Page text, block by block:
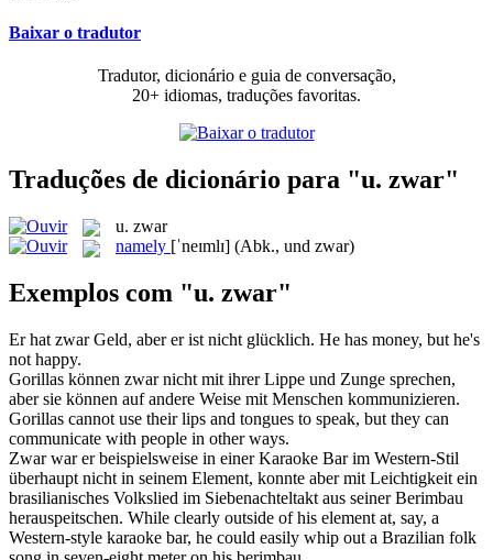
Baixar o tradutor
Tradutor, dicionário e guia de conversação,
20+ idiomas, traduções favoritas.
Traduções de dicionário para "u. zwar"
u. zwar
namely [ˈneɪmlɪ] (Abk., und zwar)
Exemplos com "u. zwar"
Er hat zwarGeld, aber er ist nicht glücklich. He has money, but he's
not happy.
Gorillas können zwarnicht mit ihrer Lippe und Zunge sprechen,
aber sie können auf andere Weise mit Menschen kommunizieren.
Gorillas cannot use their lips and tongues to speak, but they can
communicate with people in other ways.
Zwarwar er beispielsweise in einer Karaoke Bar im Western-Stil
überhaupt nicht in seinem Element, konnte aber mit Leichtigkeit ein
brasilianisches Volkslied im Siebenachteltakt aus seiner Berimbau
herauspeitschen. While clearly outside of his element at, say, a
Western-style karaoke bar, he could easily whip out a Brazilian folk